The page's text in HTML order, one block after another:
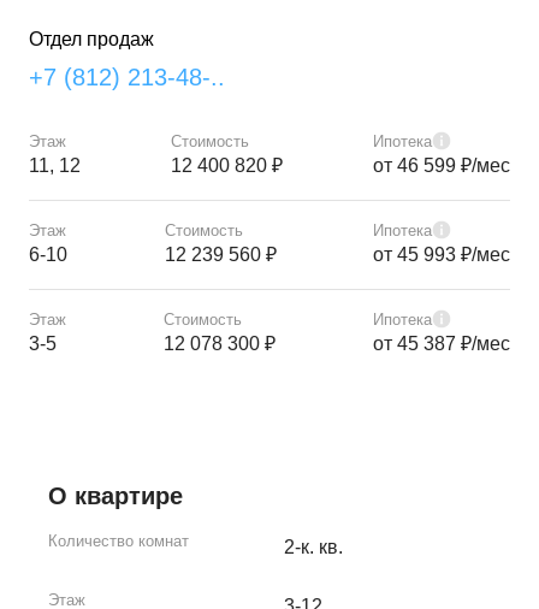
Отдел продаж
+7 (812) 213-48-..
Этаж
11, 12
Стоимость
12 400 820 ₽
Ипотека
от 46 599 ₽/мес
Этаж
6-10
Стоимость
12 239 560 ₽
Ипотека
от 45 993 ₽/мес
Этаж
3-5
Стоимость
12 078 300 ₽
Ипотека
от 45 387 ₽/мес
О квартире
Количество комнат 2-к. кв.
Этаж